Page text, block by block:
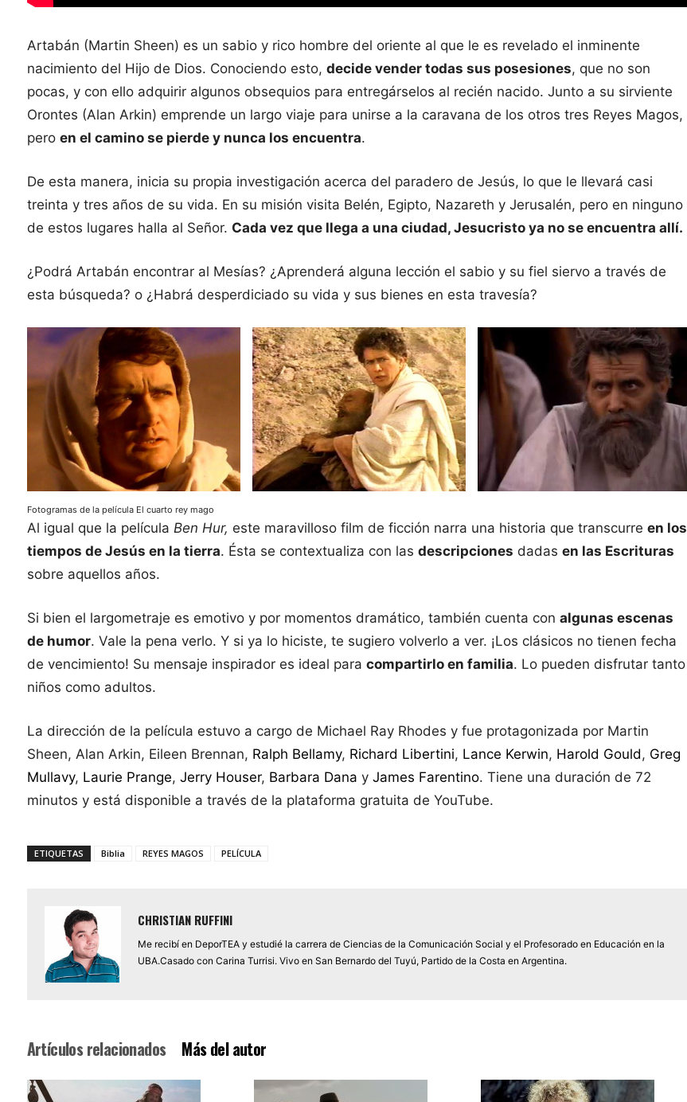
Artabán (Martin Sheen) es un sabio y rico hombre del oriente al que le es revelado el inminente
nacimiento del Hijo de Dios. Conociendo esto, decide vender todas sus posesiones, que no son
pocas, y con ello adquirir algunos obsequios para entregárselos al recién nacido. Junto a su sirviente
Orontes (Alan Arkin) emprende un largo viaje para unirse a la caravana de los otros tres Reyes Magos,
pero en el camino se pierde y nunca los encuentra.
De esta manera, inicia su propia investigación acerca del paradero de Jesús, lo que le llevará casi
treinta y tres años de su vida. En su misión visita Belén, Egipto, Nazareth y Jerusalén, pero en ninguno
de estos lugares halla al Señor. Cada vez que llega a una ciudad, Jesucristo ya no se encuentra allí.
¿Podrá Artabán encontrar al Mesías? ¿Aprenderá alguna lección el sabio y su fiel siervo a través de
esta búsqueda? o ¿Habrá desperdiciado su vida y sus bienes en esta travesía?
Fotogramas de la película El cuarto rey mago
Al igual que la película Ben Hur, este maravilloso film de ficción narra una historia que transcurre en los
tiempos de Jesús en la tierra. Ésta se contextualiza con las descripciones dadas en las Escrituras
sobre aquellos años.
Si bien el largometraje es emotivo y por momentos dramático, también cuenta con algunas escenas
de humor. Vale la pena verlo. Y si ya lo hiciste, te sugiero volverlo a ver. ¡Los clásicos no tienen fecha
de vencimiento! Su mensaje inspirador es ideal para compartirlo en familia. Lo pueden disfrutar tanto
niños como adultos.
La dirección de la película estuvo a cargo de Michael Ray Rhodes y fue protagonizada por Martin
Sheen, Alan Arkin, Eileen Brennan, Ralph Bellamy, Richard Libertini, Lance Kerwin, Harold Gould, Greg
Mullavy, Laurie Prange, Jerry Houser, Barbara Dana y James Farentino. Tiene una duración de 72
minutos y está disponible a través de la plataforma gratuita de YouTube.
ETIQUETAS Biblia REYES MAGOS PELÍCULA
CHRISTIAN RUFFINI
Me recibí en DeporTEA y estudié la carrera de Ciencias de la Comunicación Social y el Profesorado en Educación en la
UBA.Casado con Carina Turrisi. Vivo en San Bernardo del Tuyú, Partido de la Costa en Argentina.
Artículos relacionados Más del autor